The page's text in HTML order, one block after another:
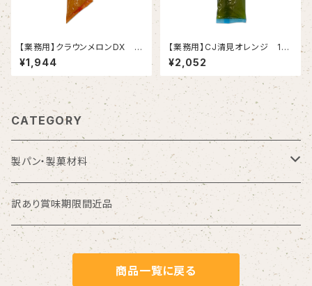
【業務用】クラウンメロンDX 1
kg
¥1,944
【業務用】CJ清見オレンジ 1k
g
¥2,052
CATEGORY
製パン・製菓材料
フラワーペースト
油脂加工食品
訳あり賞味期限間近品
商品一覧に戻る